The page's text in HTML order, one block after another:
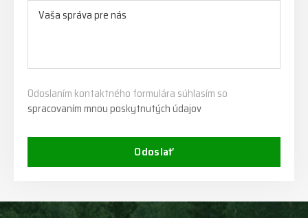
Odoslaním kontaktného formulára súhlasím so
spracovaním mnou poskytnutých údajov
Odoslať